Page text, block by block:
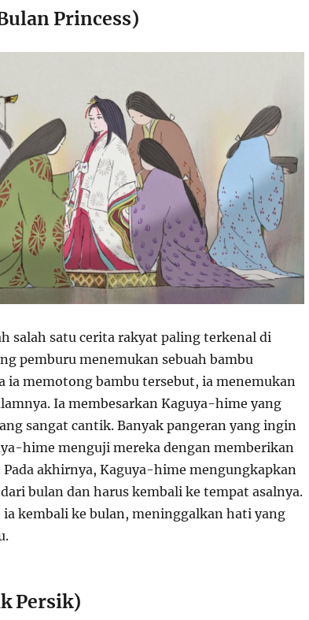
Princess)
salah satu cerita rakyat paling terkenal di
pemburu menemukan sebuah bambu
ia memotong bambu tersebut, ia menemukan
Ia membesarkan Kaguya-hime yang
sangat cantik. Banyak pangeran yang ingin
hime menguji mereka dengan memberikan
akhirnya, Kaguya-hime mengungkapkan
bulan dan harus kembali ke tempat asalnya.
ia kembali ke bulan, meninggalkan hati yang
Persik)